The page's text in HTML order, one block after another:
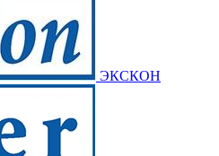
ЭКСКОН